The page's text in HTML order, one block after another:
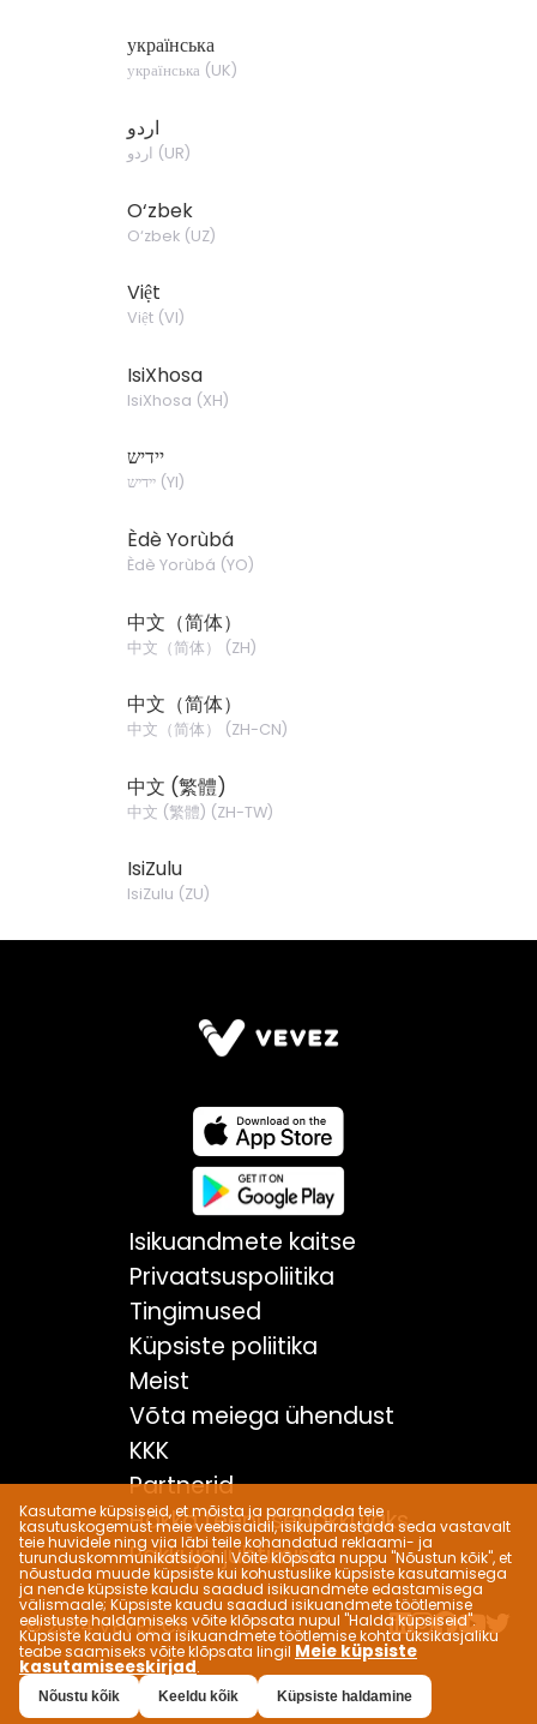
Kasutame küpsiseid, et mõista ja parandada teie
kasutuskogemust meie veebisaidil, isikupärastada seda vastavalt
teie huvidele ning viia läbi teile kohandatud reklaami- ja
turunduskommunikatsiooni. Võite klõpsata nuppu "Nõustun kõik", et
nõustuda muude küpsiste kui kohustuslike küpsiste kasutamisega
ja nende küpsiste kaudu saadud isikuandmete edastamisega
välismaale; Küpsiste kaudu saadud isikuandmete töötlemise
eelistuste haldamiseks võite klõpsata nupul "Halda küpsiseid".
Küpsiste kaudu oma isikuandmete töötlemise kohta üksikasjaliku
teabe saamiseks võite klõpsata lingil Meie küpsiste
kasutamiseeskirjad.
Nõustu kõik Keeldu kõik Küpsiste haldamine
українська
українська (UK)
اردو
اردو (UR)
O‘zbek
O‘zbek(UZ)
Việt
Việt(VI)
IsiXhosa
IsiXhosa (XH)
יידיש
יידיש(YI)
Èdè Yorùbá
Èdè Yorùbá (YO)
中文（简体）
中文（简体） (ZH)
中文（简体）
中文（简体） (ZH-CN)
中文 (繁體)
中文 (繁體) (ZH-TW)
IsiZulu
IsiZulu (ZU)
Isikuandmete kaitse
Privaatsuspoliitika
Tingimused
Küpsiste poliitika
Meist
Võta meiega ühendust
KKK
Partnerid
Hakka teenusepakkujaks
Pakkuja juhtimine
© 2024 VEVEZ Co.